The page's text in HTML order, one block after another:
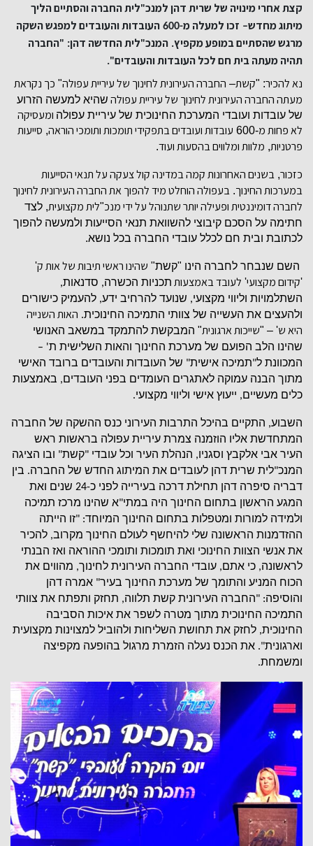
קצת אחרי מינויה של שרית דהן למנכ"לית החברה והסתיים הליך
מיתוג מחדש– זכו למעלה מ-600
העובדות והעובדים למפגש השקה
מרגש שהסתיים במופע מקפיץ. המנכ"לית החדשה דהן: "החברה
תהיה מעתה בית חם לכל העובדות והעובדים".
נא להכיר: "קשת– החברה העירונית לחינוך של עיריית עפולה" כך נקראת
מעתה החברה העירונית לחינוך של עיריית עפולה שהיא למעשה הזרוע
של עובדות ועובדי המערכת החינוכית של עיריית עפולה ומעסיקה
לא פחות מ-600 עובדות ועובדים בתפקידי תומכות ותומכי הוראה, סייעות
פרטניות, מלוות ומלווים בהסעות ועוד.
כזכור, בשנים האחרונות קמה במדינה קול צעקה על תנאי הסייעות
במערכות החינוך. בעפולה הוחלט מיד להפוך את החברה העירונית לחינוך
לחברה דומיננטית ופעילה יותר שתנוהל על ידי מנכ"לית מקצועית, לצד
חתימה על הסכם קיבוצי להשוואת תנאי הסייעות ולמעשה להפוך
לכתובת ובית חם לכלל עובדי החברה בכל נושא.
השם שנבחר לחברה הינו "קשת" שהינו ראשי תיבות של אות ק'
'קידום מקצועי' לעובד באמצעות תכניות הכשרה, סדנאות,
השתלמויות וליווי מקצועי, שנועד להרחיב ידע, להעמיק כישורים
ולהעצים את העשייה של צוותי התמיכה החינוכית. האות השנייה
היא ש' – "שייכות ארגונית" המבקשת להתמקד במשאב האנושי
שהינו הלב הפועם של מערכת החינוך והאות השלישית ת' –
המכוונת ל"תמיכה אישית" של העובדות והעובדים ברובד האישי
מתוך הבנה עמוקה לאתגרים העומדים בפני העובדים, באמצעות
כלים מעשיים, ייעוץ אישי וליווי מקצועי.
השבוע, התקיים בהיכל התרבות העירוני כנס ההשקה של החברה
המתחדשת אליו הוזמנה צמרת עיריית עפולה בראשות ראש
העיר אבי אלקבץ וסגניו, הנהלת העיר וכל עובדי "קשת" ובו הציגה
המנכ"לית שרית דהן לעובדים את המיתוג החדש של החברה. בין
דבריה סיפרה דהן תחילת דרכה בעירייה לפני כ-24
שנים ואת
המגע הראשון בתחום החינוך היה במתי"א שהינו מרכז תמיכה
ולמידה למורות ומטפלות בתחום החינוך המיוחד: "זו הייתה
ההזדמנות הראשונה שלי להיחשף לעולם החינוך מקרוב, להכיר
את אנשי הצוות החינוכי ואת תומכות ותומכי ההוראה ואז הבנתי
לראשונה, כי אתם, עובדי החברה העירונית לחינוך, מהווים את
הכוח המניע והתומך של מערכת החינוך בעיר" אמרה דהן
והוסיפה: "החברה העירונית קשת תלווה, תחזק ותפתח את צוותי
התמיכה החינוכית מתוך מטרה לשפר את איכות הסביבה
החינוכית, לחזק את תחושת השליחות ולהוביל למצוינות מקצועית
וארגונית". את הכנס נעלה הזמרת מרגול בהופעה מקפיצה
ומשמחת.